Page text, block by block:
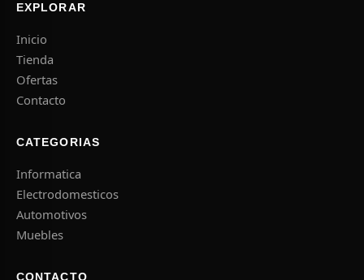
EXPLORAR
Inicio
Tienda
Ofertas
Contacto
CATEGORIAS
Informatica
Electrodomesticos
Automotivos
Muebles
CONTACTO